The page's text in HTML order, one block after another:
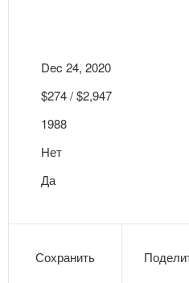
Dec 24, 2020
$274 / $2,947
1988
Нет
Да
Сохранить